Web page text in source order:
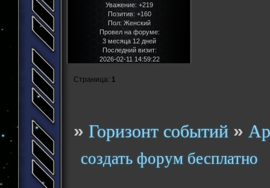
Уважение: +219
Позитив: +160
Пол:Женский
Провел на форуме:
3 месяца 12 дней
Последний визит:
2026-02-11 14:59:22
Страница: 1
»Горизонт событий »
создать форум бесплатно